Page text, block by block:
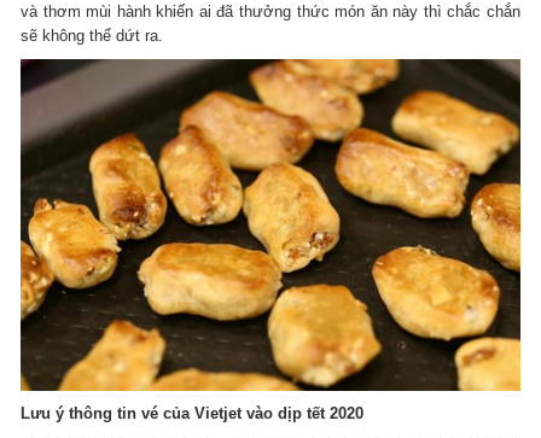
và thơm mùi hành khiến ai đã thưởng thức món ăn này thì chắc chắn
sẽ không thể dứt ra.
Lưu ý thông tin vé của Vietjet vào dịp tết 2020